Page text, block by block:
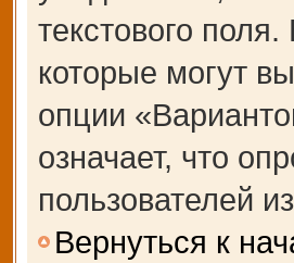
текстового
которые могут
опции
означает, что
пользователей
Вернуться к